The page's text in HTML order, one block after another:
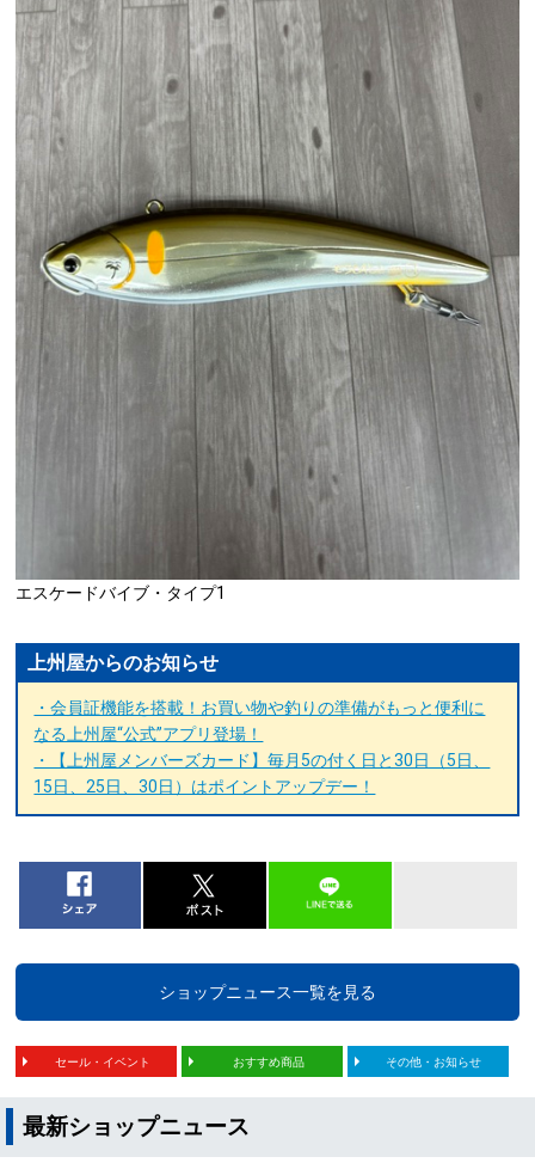
エスケードバイブ・タイプ1
上州屋からのお知らせ
・会員証機能を搭載！お買い物や釣りの準備がもっと便利に
なる上州屋“公式”アプリ登場！
・【上州屋メンバーズカード】毎月5の付く日と30日（5日、
15日、25日、30日）はポイントアップデー！
ショップニュース一覧を見る
セール・イベント おすすめ商品 その他・お知らせ
最新ショップニュース